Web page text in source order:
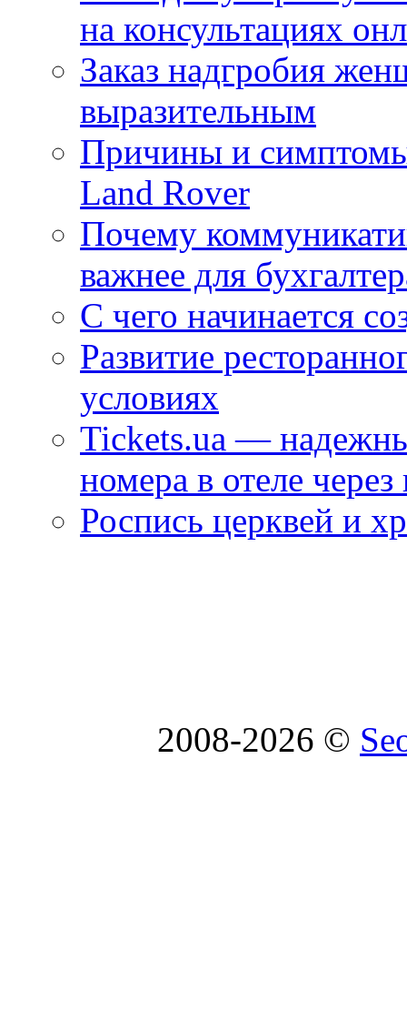
на консультациях
Заказ надгробия
выразительным
Причины и
Land Rover
Почему
важнее для
С чего начинается
Развитие
условиях
Tickets.ua —
номера в отеле через
Роспись церквей и
2008-2026 ©